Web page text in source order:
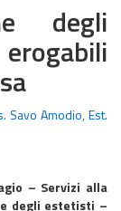
degli
Savo Amodio, Est.
– Servizi alla
degli estetisti –